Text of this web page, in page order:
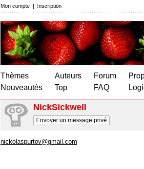
Mon compte | Inscription
Thèmes
Nouveautés
Auteurs
Top
Forum
FAQ
NickSickwell
Envoyer un message privé
nickolaspurtov@gmail.com